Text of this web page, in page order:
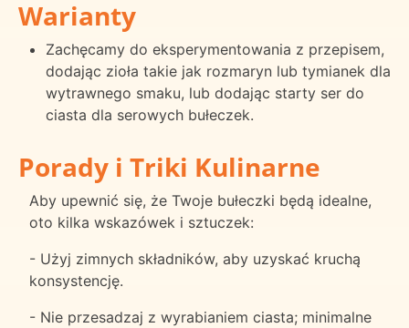
Warianty
Zachęcamy do eksperymentowania z przepisem,
dodając zioła takie jak rozmaryn lub tymianek dla
wytrawnego smaku, lub dodając starty ser do
ciasta dla serowych bułeczek.
Porady i Triki Kulinarne
Aby upewnić się, że Twoje bułeczki będą idealne,
oto kilka wskazówek i sztuczek:
- Użyj zimnych składników, aby uzyskać kruchą
konsystencję.
- Nie przesadzaj z wyrabianiem ciasta; minimalne